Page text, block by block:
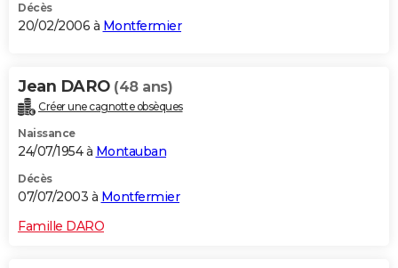
Décès
20/02/2006 à Montfermier
Jean DARO (48 ans)
Créer une cagnotte obsèques
Naissance
24/07/1954 à Montauban
Décès
07/07/2003 à Montfermier
Famille DARO